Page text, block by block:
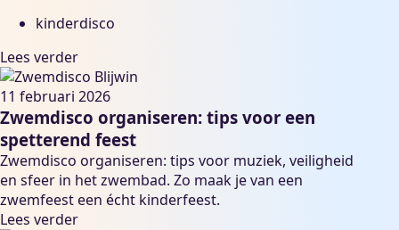
kinderdisco
Lees verder
11 februari 2026
Zwemdisco organiseren: tips voor een
spetterend feest
Zwemdisco organiseren: tips voor muziek, veiligheid
en sfeer in het zwembad. Zo maak je van een
zwemfeest een écht kinderfeest.
Lees verder